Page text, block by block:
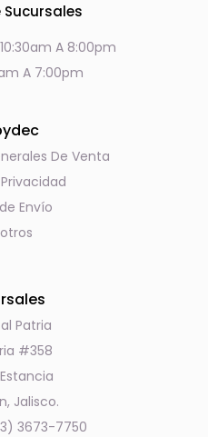
Sucursales
A 8:00pm
A 7:00pm
De Venta
Envío
Patria
#358
Jalisco.
3673-7750